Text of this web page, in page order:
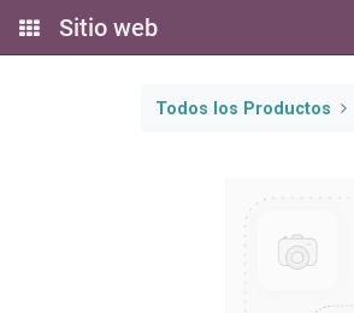
Sitio web
Todos los Productos